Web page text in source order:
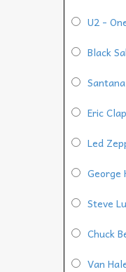
U2 -
Black
Eric
Led
George
Steve
Chuck
Van